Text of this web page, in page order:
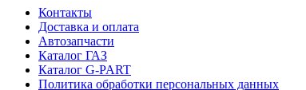
Контакты
Доставка и оплата
Автозапчасти
Каталог ГАЗ
Каталог G-PART
Политика обработки персональных данных